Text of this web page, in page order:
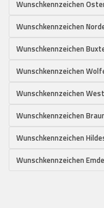
Wunschkennzeichen
Wunschkennzeichen
Wunschkennzeichen
Wunschkennzeichen
Wunschkennzeichen
Wunschkennzeichen
Wunschkennzeichen
Wunschkennzeichen